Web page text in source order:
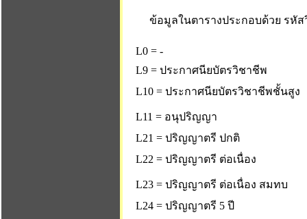
ข้อมูลในตารางประกอบด้วย รหั
L0 = -
L9 = ประกาศนียบัตรวิชาชีพ
L10 = ประกาศนียบัตรวิชาชีพชั้นสูง
L11 = อนุปริญญา
L21 = ปริญญาตรี ปกติ
L22 = ปริญญาตรี ต่อเนื่อง
L23 = ปริญญาตรี ต่อเนื่อง สมทบ
L24 = ปริญญาตรี 5 ปี